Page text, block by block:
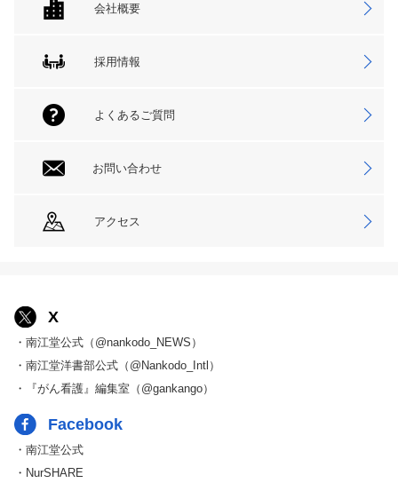
会社概要
採用情報
よくあるご質問
お問い合わせ
アクセス
X
・南江堂公式（@nankodo_NEWS）
・南江堂洋書部公式（@Nankodo_Intl）
・『がん看護』編集室（@gankango）
Facebook
・南江堂公式
・NurSHARE